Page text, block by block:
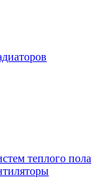
теплого пола